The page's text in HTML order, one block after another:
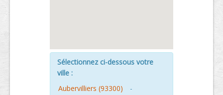
Sélectionnez ci-dessous votre
ville :
Aubervilliers (93300)
-